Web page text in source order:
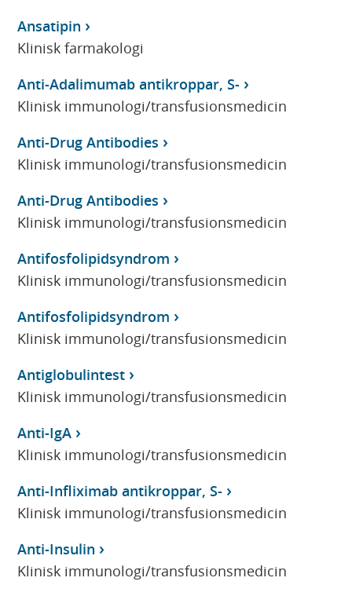
Ansatipin
Klinisk farmakologi
Anti-Adalimumab antikroppar, S-
Klinisk immunologi/transfusionsmedicin
Anti-Drug Antibodies
Klinisk immunologi/transfusionsmedicin
Anti-Drug Antibodies
Klinisk immunologi/transfusionsmedicin
Antifosfolipidsyndrom
Klinisk immunologi/transfusionsmedicin
Antifosfolipidsyndrom
Klinisk immunologi/transfusionsmedicin
Antiglobulintest
Klinisk immunologi/transfusionsmedicin
Anti-IgA
Klinisk immunologi/transfusionsmedicin
Anti-Infliximab antikroppar, S-
Klinisk immunologi/transfusionsmedicin
Anti-Insulin
Klinisk immunologi/transfusionsmedicin